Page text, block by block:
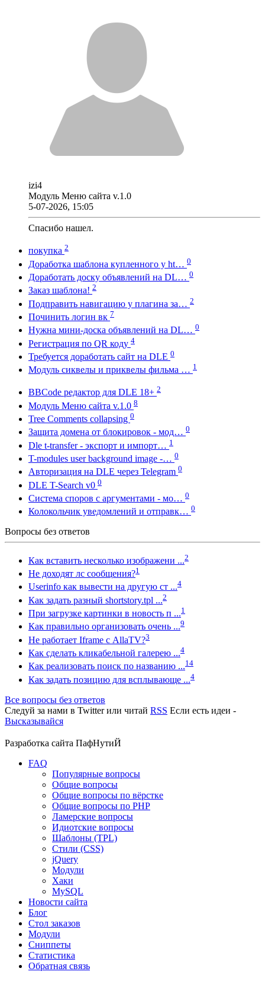
izi4
Модуль Меню сайта v.1.0
5-07-2026, 15:05
Спасибо нашел.
покупка 2
Доработка шаблона купленного у ht… 0
Доработать доску объявлений на DL… 0
Заказ шаблона! 2
Подправить навигацию у плагина за… 2
Починить логин вк 7
Нужна мини-доска объявлений на DL… 0
Регистрация по QR коду 4
Требуется доработать сайт на DLE 0
Модуль сиквелы и приквелы фильма … 1
BBCode редактор для DLE 18+ 2
Модуль Меню сайта v.1.0 8
Tree Comments collapsing 0
Защита домена от блокировок - мод… 0
Dle t-transfer - экспорт и импорт… 1
T-modules user background image -… 0
Авторизация на DLE через Telegram 0
DLE T-Search v0 0
Система споров с аргументами - мо… 0
Колокольчик уведомлений и отправк… 0
Вопросы без ответов
Как вставить несколько изображени ...2
Не доходят лс сообщения?1
Userinfo как вывести на другую ст ...4
Как задать разный shortstory.tpl ...2
При загрузке картинки в новость п ...1
Как правильно организовать очень ...9
Не работает Iframe с AllaTV?3
Как сделать кликабельной галерею ...4
Как реализовать поиск по названию ...14
Как задать позицию для всплывающе ...4
Все вопросы без ответов
Следуй за нами в Twitterили читай RSS Если есть идеи -
Высказывайся
Разработка сайта ПафНутиЙ
FAQ
Популярные вопросы
Общие вопросы
Общие вопросы по вёрстке
Общие вопросы по PHP
Ламерские вопросы
Идиотские вопросы
Шаблоны (TPL)
Стили (CSS)
jQuery
Модули
Хаки
MySQL
Новости сайта
Блог
Стол заказов
Модули
Сниппеты
Статистика
Обратная связь